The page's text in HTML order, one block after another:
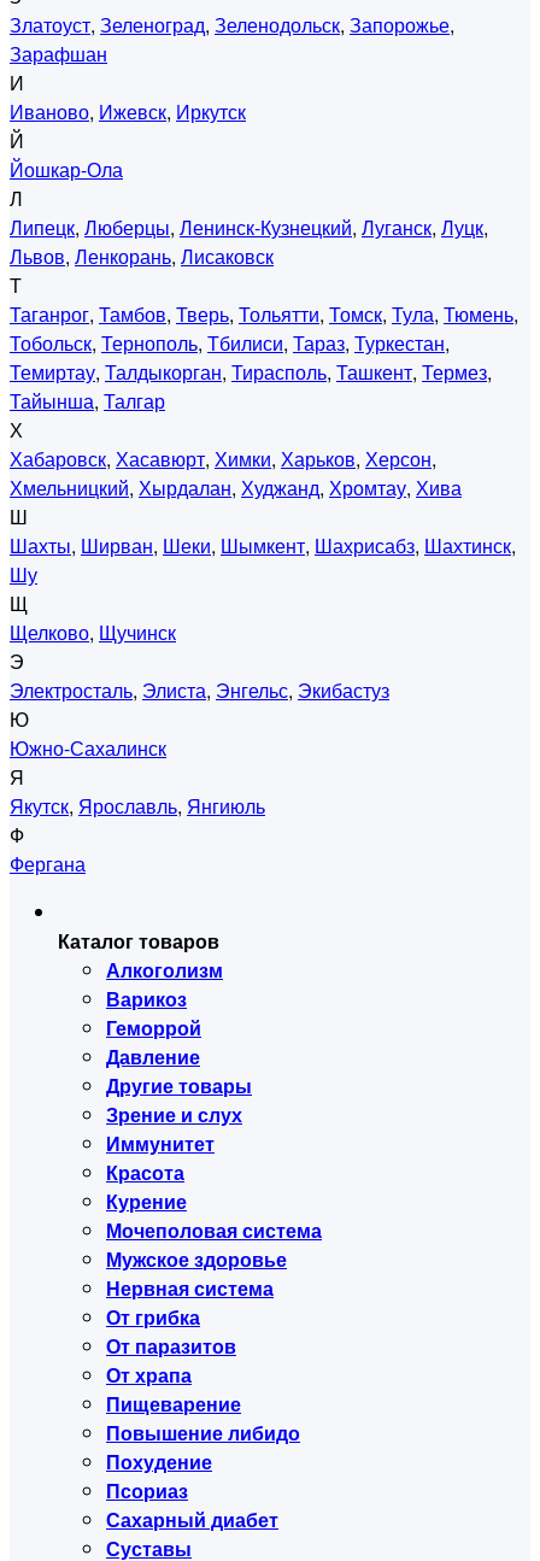
Златоуст, Зеленоград, Зеленодольск, Запорожье,
Зарафшан
И
Иваново, Ижевск, Иркутск
Й
Йошкар-Ола
Л
Липецк, Люберцы, Ленинск-Кузнецкий, Луганск, Луцк,
Львов, Ленкорань, Лисаковск
Т
Таганрог, Тамбов, Тверь, Тольятти, Томск, Тула, Тюмень,
Тобольск, Тернополь, Тбилиси, Тараз, Туркестан,
Темиртау, Талдыкорган, Тирасполь, Ташкент, Термез,
Тайынша, Талгар
Х
Хабаровск, Хасавюрт, Химки, Харьков, Херсон,
Хмельницкий, Хырдалан, Худжанд, Хромтау, Хива
Ш
Шахты, Ширван, Шеки, Шымкент, Шахрисабз, Шахтинск,
Шу
Щ
Щелково, Щучинск
Э
Электросталь, Элиста, Энгельс, Экибастуз
Ю
Южно-Сахалинск
Я
Якутск, Ярославль, Янгиюль
Ф
Фергана
Каталог товаров
Алкоголизм
Варикоз
Геморрой
Давление
Другие товары
Зрение и слух
Иммунитет
Красота
Курение
Мочеполовая система
Мужское здоровье
Нервная система
От грибка
От паразитов
От храпа
Пищеварение
Повышение либидо
Похудение
Псориаз
Сахарный диабет
Суставы